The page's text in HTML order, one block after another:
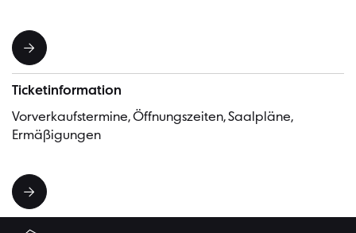
Ticketinformation
Vorverkaufstermine, Öffnungszeiten, Saalpläne,
Ermäßigungen